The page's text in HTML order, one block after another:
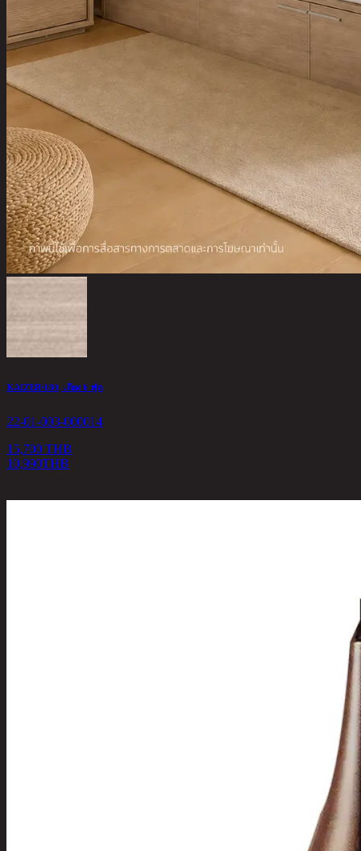
KAIZER/180, เตียง 6 ฟุต
22-01-003-000014
15,700 THB
10,990THB